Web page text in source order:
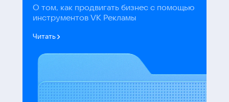
О том, как продвигать бизнес с помощью
инструментов VK Рекламы
Читать